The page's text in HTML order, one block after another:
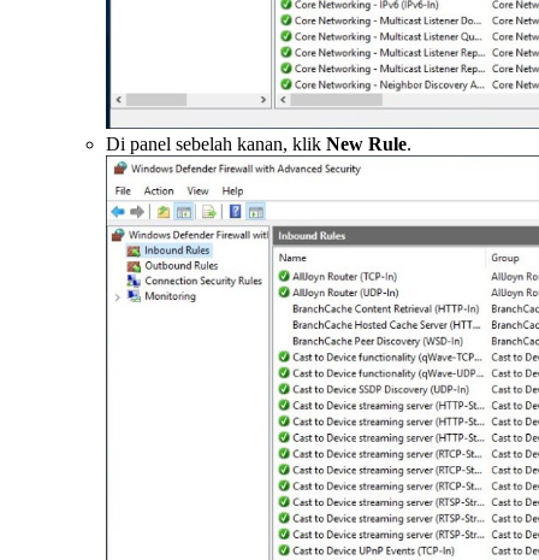
Di panel sebelah kanan, klik New Rule.